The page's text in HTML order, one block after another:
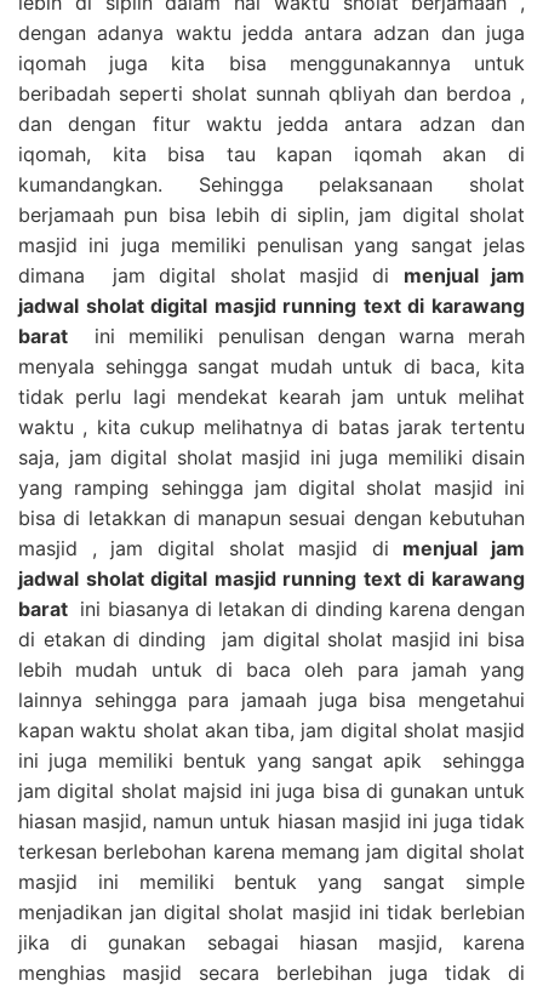
dengan adanya waktu jedda antara adzan dan juga
iqomah juga kita bisa menggunakannya untuk
beribadah seperti sholat sunnah qbliyah dan berdoa ,
dan dengan fitur waktu jedda antara adzan dan
iqomah, kita bisa tau kapan iqomah akan di
kumandangkan. Sehingga pelaksanaan sholat
berjamaah pun bisa lebih di siplin, jam digital sholat
masjid ini juga memiliki penulisan yang sangat jelas
dimana jam digital sholat masjid di menjual jam
jadwal sholat digital masjid running text di karawang
barat ini memiliki penulisan dengan warna merah
menyala sehingga sangat mudah untuk di baca, kita
tidak perlu lagi mendekat kearah jam untuk melihat
waktu , kita cukup melihatnya di batas jarak tertentu
saja, jam digital sholat masjid ini juga memiliki disain
yang ramping sehingga jam digital sholat masjid ini
bisa di letakkan di manapun sesuai dengan kebutuhan
masjid , jam digital sholat masjid di menjual jam
jadwal sholat digital masjid running text di karawang
barat ini biasanya di letakan di dinding karena dengan
di etakan di dinding jam digital sholat masjid ini bisa
lebih mudah untuk di baca oleh para jamah yang
lainnya sehingga para jamaah juga bisa mengetahui
kapan waktu sholat akan tiba, jam digital sholat masjid
ini juga memiliki bentuk yang sangat apik sehingga
jam digital sholat majsid ini juga bisa di gunakan untuk
hiasan masjid, namun untuk hiasan masjid ini juga tidak
terkesan berlebohan karena memang jam digital sholat
masjid ini memiliki bentuk yang sangat simple
menjadikan jan digital sholat masjid ini tidak berlebian
jika di gunakan sebagai hiasan masjid, karena
menghias masjid secara berlebihan juga tidak di